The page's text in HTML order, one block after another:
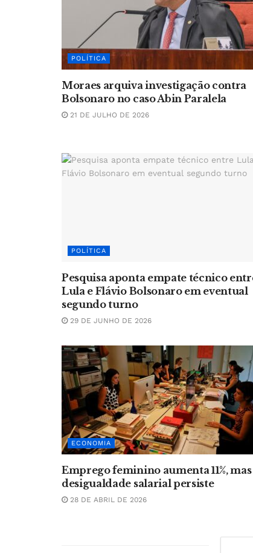
POLÍTICA
Moraes arquiva investigação contra
Bolsonaro no caso Abin Paralela
21 DE JULHO DE 2026
POLÍTICA
Pesquisa aponta empate técnico
Lula e Flávio Bolsonaro em eventual
segundo turno
29 DE JUNHO DE 2026
ECONOMIA
Emprego feminino aumenta 11%, mas
desigualdade salarial persiste
28 DE ABRIL DE 2026